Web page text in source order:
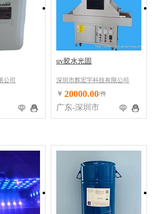
公司
uv胶水光固
深圳市辉宏宇科技有限公司
￥ 20000.00/件
广东-深圳市